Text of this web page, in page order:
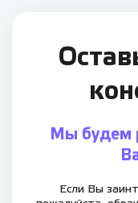
Мы будем
Если Вы